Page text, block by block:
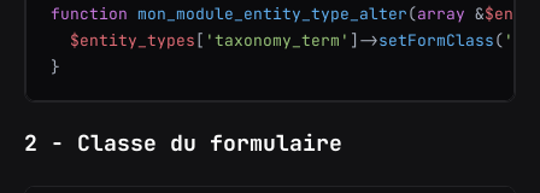
function mon_module_entity_type_alter(array &
$entity_types [ 'taxonomy_term' ]->setFormClass(
}
2 - Classe du formulaire